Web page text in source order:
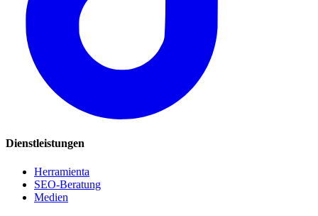
Dienstleistungen
Herramienta
SEO-Beratung
Medien